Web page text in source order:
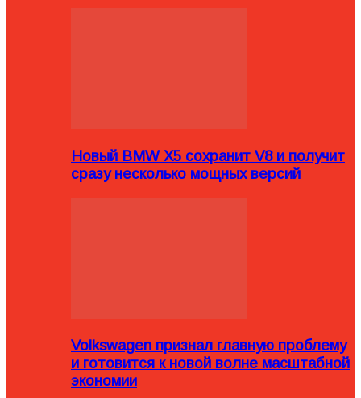
Новый BMW X5 сохранит V8 и получит
сразу несколько мощных версий
Volkswagen признал главную проблему
и готовится к новой волне масштабной
экономии